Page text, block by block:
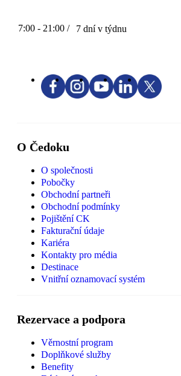
7:00 - 21:00 / 7 dní v týdnu
O Čedoku
O společnosti
Pobočky
Obchodní partneři
Obchodní podmínky
Pojištění CK
Fakturační údaje
Kariéra
Kontakty pro média
Destinace
Vnitřní oznamovací systém
Rezervace a podpora
Věrnostní program
Doplňkové služby
Benefity